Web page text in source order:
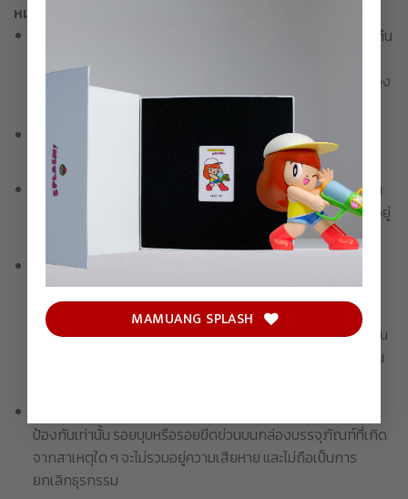
MAMUANG SPLASH
หมายเหตุก่อนการเลือกซื้อสินค้า
เมื่อทำการสั่งซื้อเสร็จสิ้น ขอสงวนสิทธิ์ในการเปลี่ยนสินค้าหรือคืน
เงินในทุกกรณี รวมถึงรายละเอียดในการจัดส่งจะไม่สามารถ
เปลี่ยนแปลงได้ โปรดตรวจสอบความถูกต้องของชื่อและที่อยู่ของ
ท่านให้เรียบร้อยก่อนชำระเงิน
หากไม่ชำระเงินภายในเวลาที่กำหนด บริษัทขอสงวนสิทธิ์ในการ
ยกเลิกรายการสั่งซื้อ
ขอสงวนสิทธิ์ในการจำกัด ลดปริมาณ หรือยกเลิกคำสั่งซื้อได้ ใน
กรณีที่ค้นพบการกระทำทุจริตหรือผิดกฎหมายอื่นใดที่บังคับใช้อยู่
โดยขึ้นอยู่กับดุลยพินิจของบริษัทแต่เพียงผู้เดียว
สำหรับสินค้าบางรายการ ซึ่งต้องใช้เวลาในการผลิตเพื่อชิ้นงาน
ศิลปะที่ดีที่สุด บริษัทไม่สามารถรับประกันได้ว่าจะสามารถดำเนิน
การจัดส่งได้ภายในกรอบเวลาที่กำหนด อาจเกิดการตคลาด
เคลื่อนอันเนื่องมาจากกระบวนการผลิต ซึ่งบริษัทจะแจ้งให้ทุกท่าน
ทราบหากเกิดเหตุสุดวิสัยเช่นนั้น โดยขอสงวนสิทธิ์ในการเปลี่ยน
ป้องกันเท่านั้น รอยบุบหรือรอยขีดข่วนบนกล่องบรรจุภัณฑ์ที่เกิด
จากสาเหตุใด ๆ จะไม่รวมอยู่ความเสียหาย และไม่ถือเป็นการ
ยกเลิกธุรกรรม